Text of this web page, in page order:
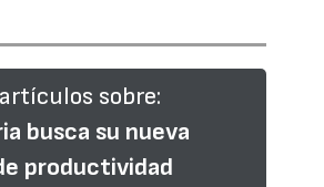
sobre:
busca su nueva
productividad